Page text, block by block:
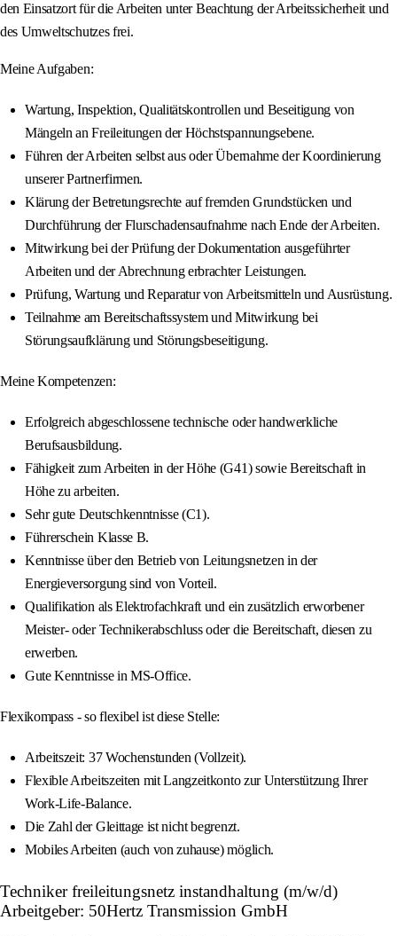
den Einsatzort für die Arbeiten unter Beachtung der Arbeitssicherheit und
des Umweltschutzes frei.
Meine Aufgaben:
Wartung, Inspektion, Qualitätskontrollen und Beseitigung von
Mängeln an Freileitungen der Höchstspannungsebene.
Führen der Arbeiten selbst aus oder Übernahme der Koordinierung
unserer Partnerfirmen.
Klärung der Betretungsrechte auf fremden Grundstücken und
Durchführung der Flurschadensaufnahme nach Ende der Arbeiten.
Mitwirkung bei der Prüfung der Dokumentation ausgeführter
Arbeiten und der Abrechnung erbrachter Leistungen.
Prüfung, Wartung und Reparatur von Arbeitsmitteln und Ausrüstung.
Teilnahme am Bereitschaftssystem und Mitwirkung bei
Störungsaufklärung und Störungsbeseitigung.
Meine Kompetenzen:
Erfolgreich abgeschlossene technische oder handwerkliche
Berufsausbildung.
Fähigkeit zum Arbeiten in der Höhe (G41) sowie Bereitschaft in
Höhe zu arbeiten.
Sehr gute Deutschkenntnisse (C1).
Führerschein Klasse B.
Kenntnisse über den Betrieb von Leitungsnetzen in der
Energieversorgung sind von Vorteil.
Qualifikation als Elektrofachkraft und ein zusätzlich erworbener
Meister- oder Technikerabschluss oder die Bereitschaft, diesen zu
erwerben.
Gute Kenntnisse in MS-Office.
Flexikompass - so flexibel ist diese Stelle:
Arbeitszeit: 37 Wochenstunden (Vollzeit).
Flexible Arbeitszeiten mit Langzeitkonto zur Unterstützung Ihrer
Work-Life-Balance.
Die Zahl der Gleittage ist nicht begrenzt.
Mobiles Arbeiten (auch von zuhause) möglich.
Techniker freileitungsnetz instandhaltung (m/w/d)
Arbeitgeber: 50Hertz Transmission GmbH